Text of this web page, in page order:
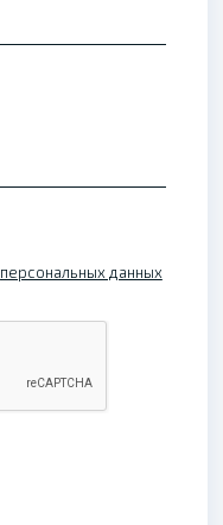
персональных данных